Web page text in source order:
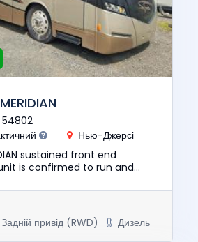
54802
Нью-Джерсі
sustained front end
is confirmed to run and
vehicle...
Задній привід (RWD) Дизель